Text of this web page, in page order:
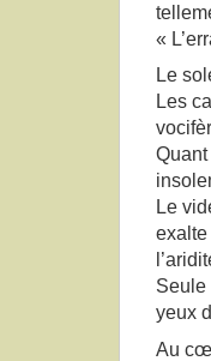
«
Le
Les
Le
exalte
Seule
yeux
Au